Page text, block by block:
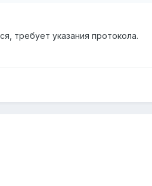
требует указания протокола.